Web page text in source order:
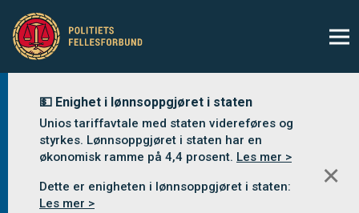
💵 Enighet i lønnsoppgjøret i staten
Unios tariffavtale med staten videreføres og
styrkes. Lønnsoppgjøret i staten har en
økonomisk ramme på 4,4 prosent. Les mer >
Dette er enigheten i lønnsoppgjøret i staten:
Les mer >
✕